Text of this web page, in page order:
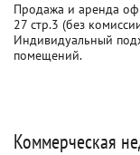
Продажа и аренда
27 стр.3 (без
Индивидуальный
помещений.
Коммерческая